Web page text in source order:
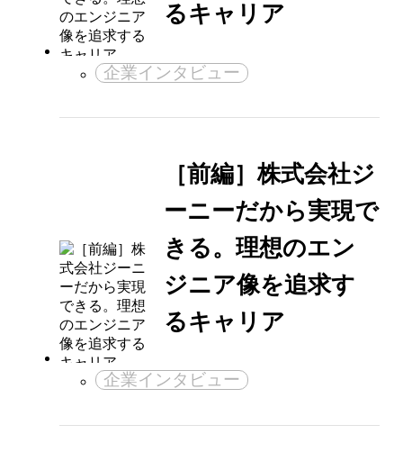
るキャリア
企業インタビュー
［前編］株式会社ジ
ーニーだから実現で
きる。理想のエン
ジニア像を追求す
るキャリア
企業インタビュー